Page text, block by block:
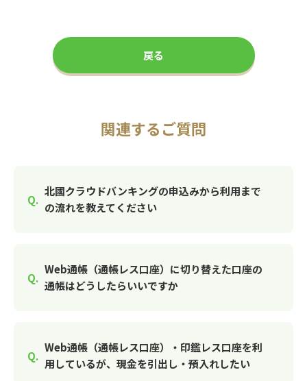
戻る
関連するご質問
北國クラウドバンキングの申込みから利用まで
の流れを教えてください
Web通帳（通帳レス口座）に切り替えた口座の
通帳はどうしたらいいですか
Web通帳（通帳レス口座）・印鑑レス口座を利
用しているが、現金を引出し・預入れしたい